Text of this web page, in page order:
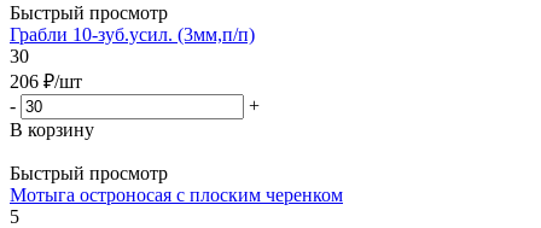
Быстрый просмотр
Грабли 10-зуб.усил. (3мм,п/п)
30
206 ₽/шт
-
+
В корзину
Быстрый просмотр
Мотыга остроносая с плоским черенком
5